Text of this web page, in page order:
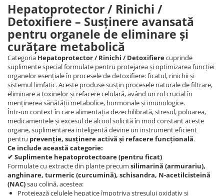
Hepatoprotector / Rinichi /
Detoxifiere – Susținere avansată
pentru organele de eliminare și
curățare metabolică
Categoria Hepatoprotector / Rinichi / Detoxifierecuprinde
suplimente special formulate pentru protejarea și optimizarea funcției
organelor esențiale în procesele de detoxifiere: ficatul, rinichii și
sistemul limfatic. Aceste produse susțin procesele naturale de filtrare,
eliminare a toxinelor și refacere celulară, având un rol crucial în
menținerea sănătății metabolice, hormonale și imunologice.
Într-un context în care alimentația dezechilibrată, stresul, poluarea,
medicamentele și excesul de alcool solicită în mod constant aceste
organe, suplimentarea inteligentă devine un instrument eficient
pentru prevenție, susținere activă și refacere funcțională.
Ce include această categorie:
✔ Suplimente hepatoprotectoare (pentru ficat)
Formulate cu extracte din plante precum silimarină (armurariu),
anghinare, turmeric (curcumină), schisandra, N-acetilcisteină
(NAC)sau colină, acestea:
Protejează celulele hepatice împotriva stresului oxidativ și